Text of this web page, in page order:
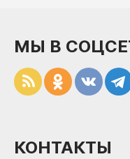
МЫ В
КОНТАКТЫ